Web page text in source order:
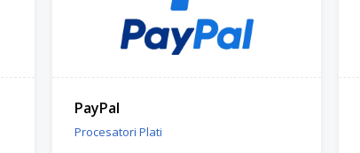
PayPal
Procesatori Plati